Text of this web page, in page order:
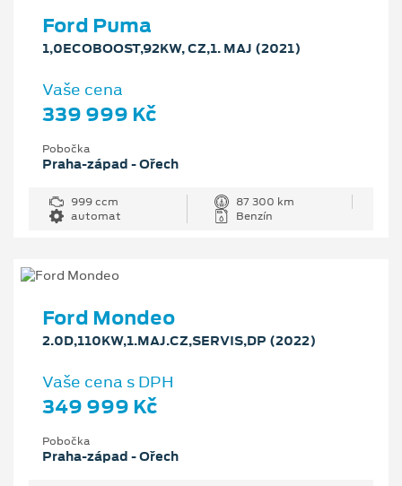
Ford Puma
1,0ECOBOOST,92KW, CZ,1. MAJ (2021)
Vaše cena
339 999 Kč
Pobočka
Praha-západ - Ořech
999 ccm
87 300 km
automat
Benzín
Ford Mondeo
2.0D,110KW,1.MAJ.CZ,SERVIS,DP (2022)
Vaše cena s DPH
349 999 Kč
Pobočka
Praha-západ - Ořech